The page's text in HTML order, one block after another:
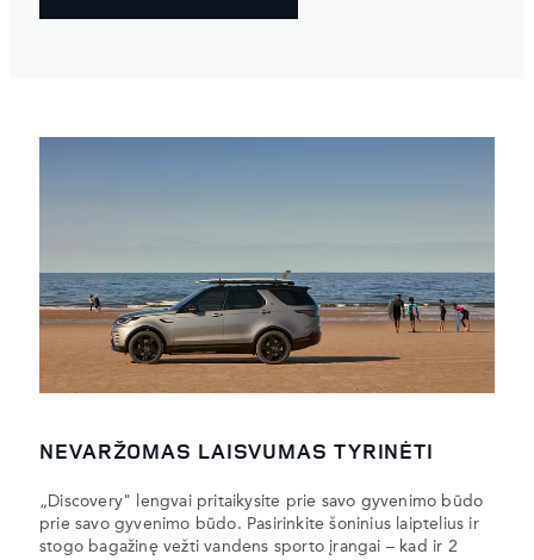
NEVARŽOMAS LAISVUMAS TYRINĖTI
„Discovery" lengvai pritaikysite prie savo gyvenimo būdo
prie savo gyvenimo būdo. Pasirinkite šoninius laiptelius ir
stogo bagažinę vežti vandens sporto įrangai – kad ir 2